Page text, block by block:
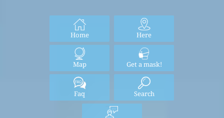
Home Here
Map Get a mask!
Faq Search